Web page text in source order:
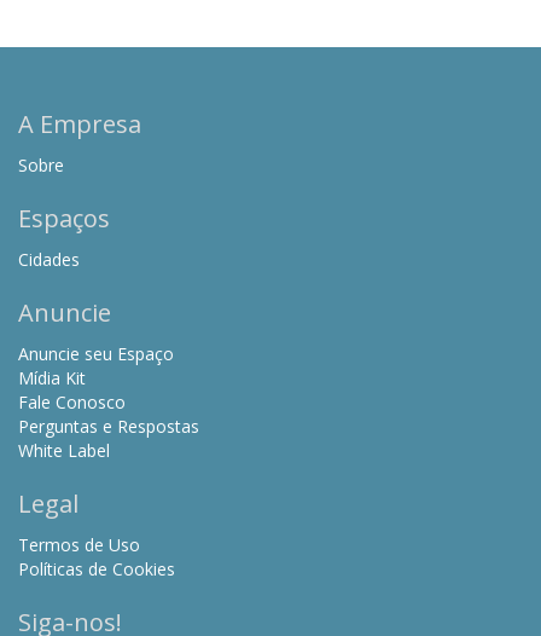
A Empresa
Sobre
Espaços
Cidades
Anuncie
Anuncie seu Espaço
Mídia Kit
Fale Conosco
Perguntas e Respostas
White Label
Legal
Termos de Uso
Políticas de Cookies
Siga-nos!